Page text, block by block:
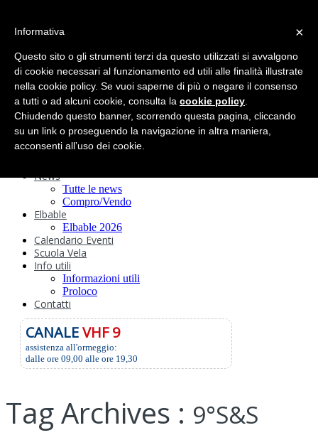
Circolo
Statuto e
Regolamenti
Storia
Ormeggi
Sede e Servizi
Attività
Safeguarding
News
Tutte le news
Compro/Vendo
Elbable
Elbable 2026
Calendario Eventi
Scuola Vela
Info utili
Informazioni utili
Proloco
Contatti
CANALEVHF 9
assistenza all'ormeggio:
dalle ore 09,00 alle ore 19,30
Tag Archives : 9°S&S
×
Informativa
Questo sito o gli strumenti terzi da questo utilizzati si avvalgono
di cookie necessari al funzionamento ed utili alle finalità illustrate
nella cookie policy. Se vuoi saperne di più o negare il consenso
a tutti o ad alcuni cookie, consulta la cookie policy
Chiudendo questo banner, scorrendo questa pagina, cliccando
su un link o proseguendo la navigazione in altra maniera,
acconsenti all’uso dei cookie.